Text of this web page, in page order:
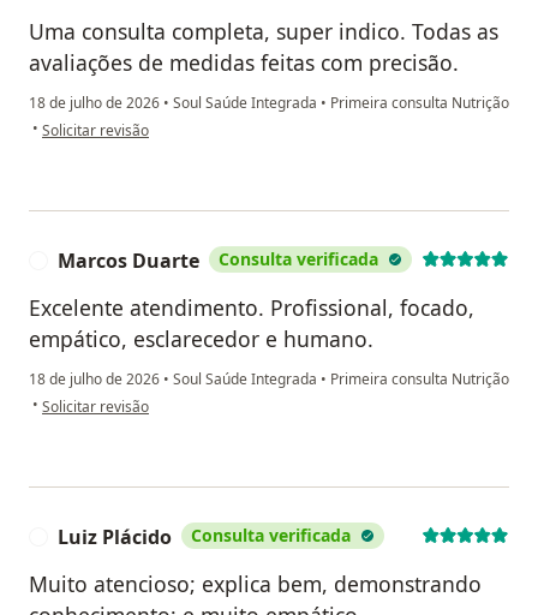
Uma consulta completa, super indico. Todas as
avaliações de medidas feitas com precisão.
18 de julho de 2026 • Soul Saúde Integrada • Primeira consulta Nutrição
• na opinião do utilizador Mirna Glícia
Solicitar revisão
Marcos Duarte Consulta verificada
Excelente atendimento. Profissional, focado,
empático, esclarecedor e humano.
18 de julho de 2026 • Soul Saúde Integrada • Primeira consulta Nutrição
• na opinião do utilizador Marcos Duarte
Solicitar revisão
Luiz Plácido Consulta verificada
Muito atencioso; explica bem, demonstrando